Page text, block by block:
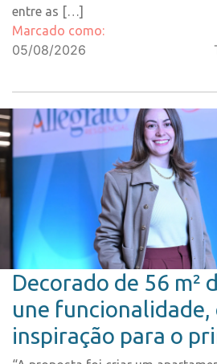
entre as […]
Marcado como:
05/08/2026
Decorado de 56 m²
une
inspiração para o